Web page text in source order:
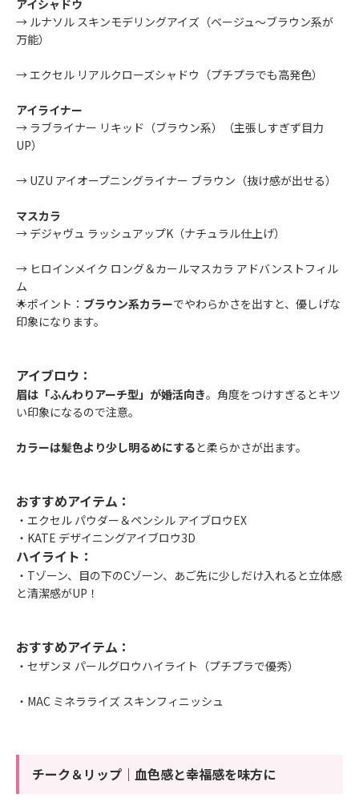
アイシャドウ
→ ルナソル スキンモデリングアイズ （ベージュ〜ブラウン系が
万能）
→エクセル リアルクローズシャドウ （プチプラでも高発色）
アイライナー
→ ラブライナー リキッド（ブラウン系）
（主張しすぎず目力
UP）
→ UZU アイオープニングライナー ブラウン （抜け感が出せる）
マスカラ
→ デジャヴュ ラッシュアップK（ナチュラル仕上げ）
→ ヒロインメイク ロング＆カールマスカラ アドバンストフィル
ム
🌟ポイント： ブラウン系カラーでやわらかさを出すと、優しげな
印象になります。
アイブロウ：
眉は「ふんわりアーチ型」が婚活向き。角度をつけすぎるとキツ
い印象になるので注意。
カラーは髪色より少し明るめにすると柔らかさが出ます。
おすすめアイテム：
・エクセル パウダー＆ペンシル アイブロウEX
・KATE デザイニングアイブロウ3D
ハイライト：
・Tゾーン、目の下のCゾーン、あご先に少しだけ入れると立体感
と清潔感がUP！
おすすめアイテム：
・セザンヌ パールグロウハイライト （プチプラで優秀）
・MAC ミネラライズ スキンフィニッシュ
チーク＆リップ｜血色感と幸福感を味方に